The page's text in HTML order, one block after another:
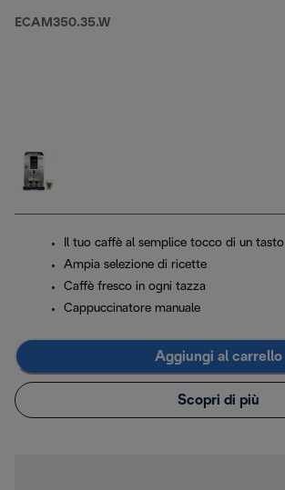
ECAM350.35.W
Il tuo caffè al semplice tocco di un tasto
Ampia selezione di ricette
Caffè fresco in ogni tazza
Cappuccinatore manuale
Aggiungi al carrello
Scopri di più